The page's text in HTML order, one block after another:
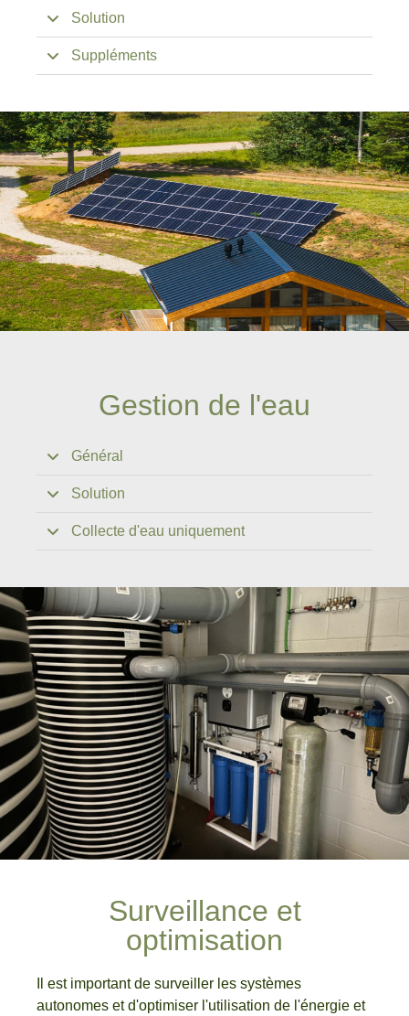
Solution
Suppléments
Gestion de l'eau
Général
Solution
Collecte d'eau uniquement
Surveillance et
optimisation
Il est important de surveiller les systèmes
autonomes et d'optimiser l'utilisation de l'énergie et